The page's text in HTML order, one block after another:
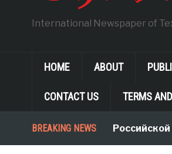
International Newspaper of
HOME ABOUT
CONTACT US TERMS
BREAKING NEWS
Неологизмы Российской